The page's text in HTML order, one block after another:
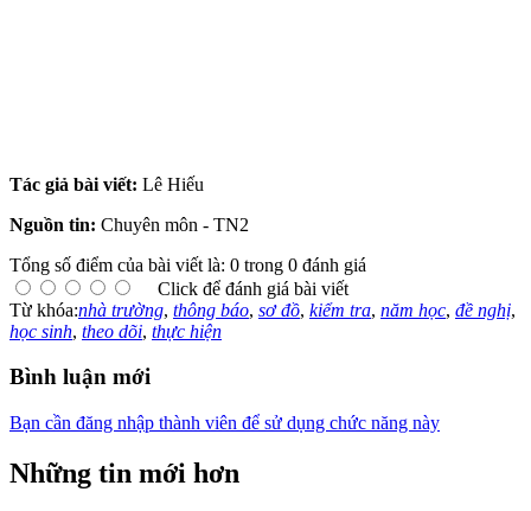
Tác giả bài viết: Lê Hiếu
Nguồn tin: Chuyên môn - TN2
Tổng số điểm của bài viết là: 0 trong 0 đánh giá
Click để đánh giá bài viết
Từ khóa:nhà trường, thông báo, sơ đồ, kiểm tra, năm học, đề nghị,
học sinh, theo dõi, thực hiện
Bình luận mới
Bạn cần đăng nhập thành viên để sử dụng chức năng này
Những tin mới hơn